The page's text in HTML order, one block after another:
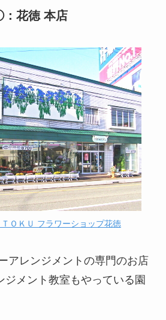
花徳 本店
ＴＯＫＵ フラワーショップ花徳
アレンジメントの専門のお店
ジメント教室もやっている園